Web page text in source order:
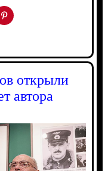
открыли
автора